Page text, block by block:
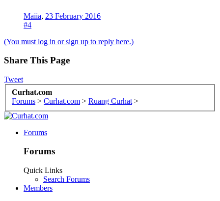
Maiia, 23 February 2016
#4
(You must log in or sign up to reply here.)
Share This Page
Tweet
Curhat.com
Forums > Curhat.com > Ruang Curhat >
Forums
Forums
Quick Links
Search Forums
Members